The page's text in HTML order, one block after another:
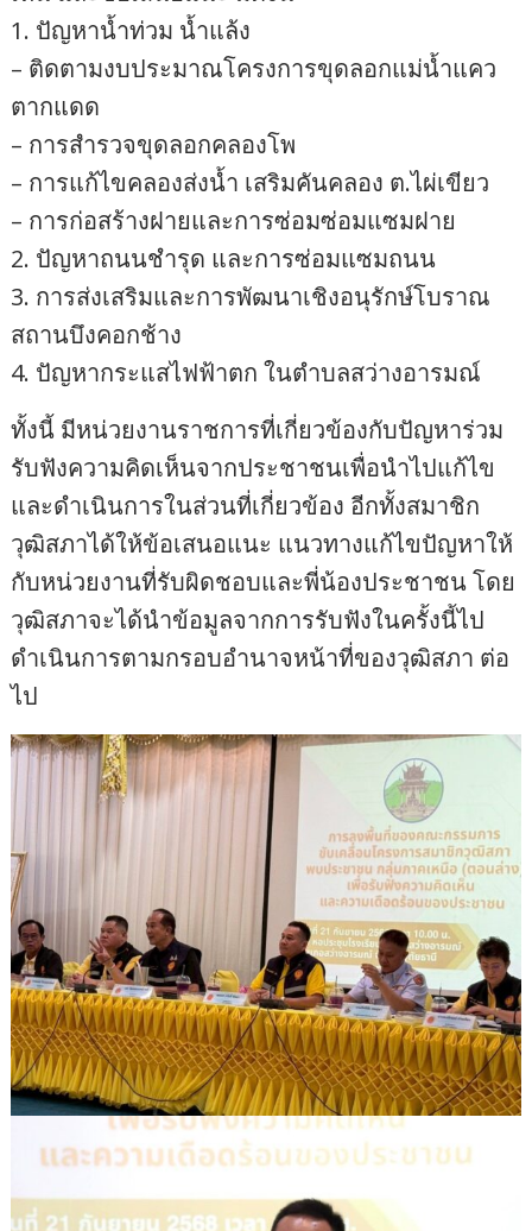
1. ปัญหาน้ำท่วม น้ำแล้ง
– ติดตามงบประมาณโครงการขุดลอกแม่น้ำแคว
ตากแดด
– การสำรวจขุดลอกคลองโพ
– การแก้ไขคลองส่งน้ำ เสริมคันคลอง ต.ไผ่เขียว
– การก่อสร้างฝายและการซ่อมซ่อมแซมฝาย
2. ปัญหาถนนชำรุด และการซ่อมแซมถนน
3. การส่งเสริมและการพัฒนาเชิงอนุรักษ์โบราณ
สถานบึงคอกช้าง
4. ปัญหากระแสไฟฟ้าตก ในตำบลสว่างอารมณ์
ทั้งนี้ มีหน่วยงานราชการที่เกี่ยวข้องกับปัญหาร่วม
รับฟังความคิดเห็นจากประชาชนเพื่อนำไปแก้ไข
และดำเนินการในส่วนที่เกี่ยวข้อง อีกทั้งสมาชิก
วุฒิสภาได้ให้ข้อเสนอแนะ แนวทางแก้ไขปัญหาให้
กับหน่วยงานที่รับผิดชอบและพี่น้องประชาชน โดย
วุฒิสภาจะได้นำข้อมูลจากการรับฟังในครั้งนี้ไป
ดำเนินการตามกรอบอำนาจหน้าที่ของวุฒิสภา ต่อ
ไป